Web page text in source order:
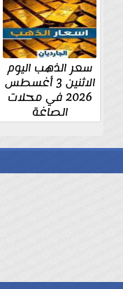
سعر الذهب اليوم
الاثنين 3 أغسطس
2026 في محلات
الصاغة